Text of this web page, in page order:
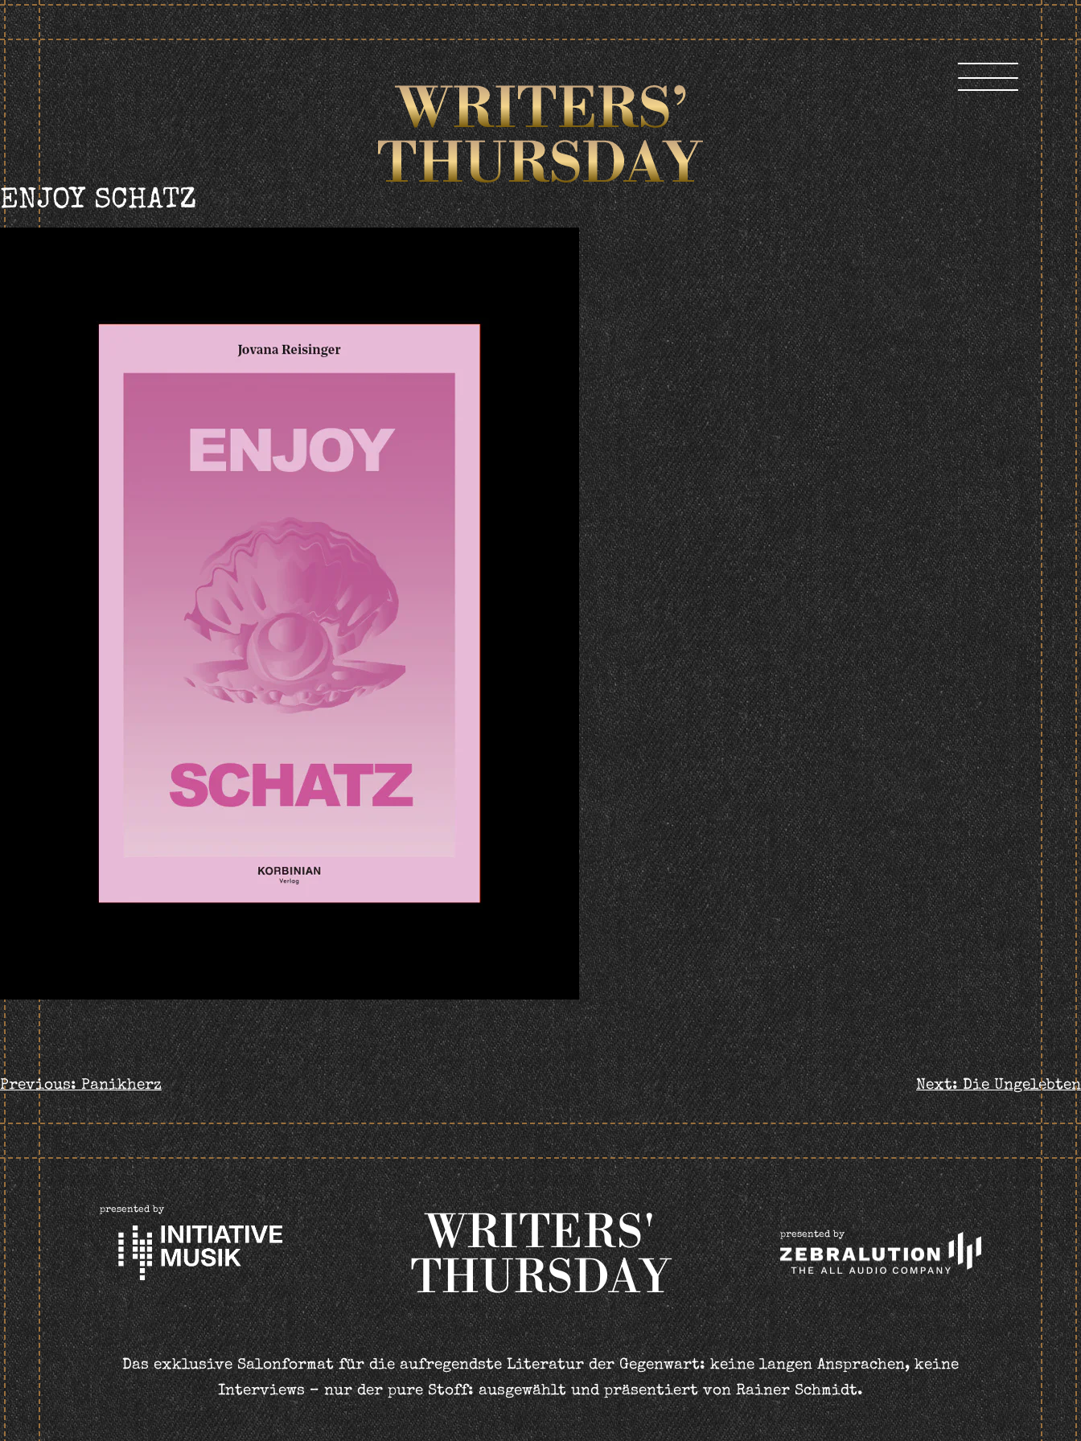
Skip
to
content
ENJOY SCHATZ
BEITRAGS-
NAVIGATION
Previous: Panikherz Next: Die Ungelebten
presented by
WRITERS'
THURSDAY
presented by
Das exklusive Salonformat für die aufregendste Literatur der Gegenwart: keine langen Ansprachen, keine
Interviews – nur der pure Stoff: ausgewählt und präsentiert von Rainer Schmidt.